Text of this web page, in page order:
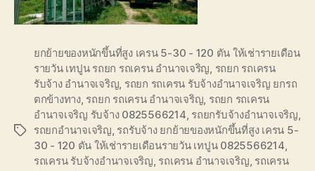
Tags
ยกย้ายของหนักขึ้นที่สูง เครน 5-30 - 120 ตัน ให้เช่ารายเดือน
รายวัน เทปูน รถยก รถเครน อำนาจเจริญ, รถยก รถเครน
รับจ้าง อำนาจเจริญ, รถยก รถเครน รับจ้างอำนาจเจริญ ยกรถ
ตกข้างทาง, รถยก รถเครน อำนาจเจริญ, รถยก รถเครน
อำนาจเจริญ รับจ้าง 0825566214, รถยกรับจ้างอำนาจเจริญ,
รถยกอำนาจเจริญ, รถรับจ้าง ยกย้ายของหนักขึ้นที่สูง เครน 5-
30 - 120 ตัน ให้เช่ารายเดือนรายวัน เทปูน 0825566214,
รถเครน รับจ้างอำนาจเจริญ, รถเครน อำนาจเจริญ, รถเครน